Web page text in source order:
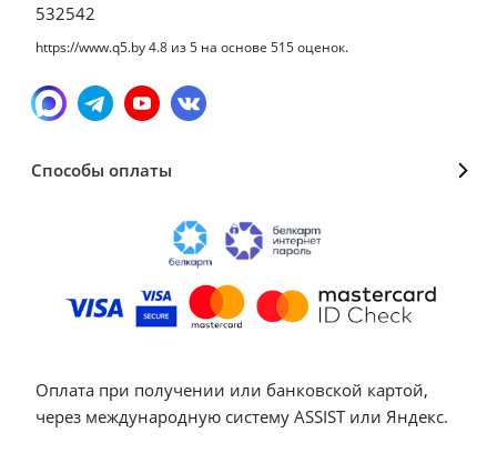
532542
https://www.q5.by4.8 из5 на основе 515оценок.
Способы оплаты
Оплата при получении или банковской картой,
через международную систему ASSIST или Яндекс.